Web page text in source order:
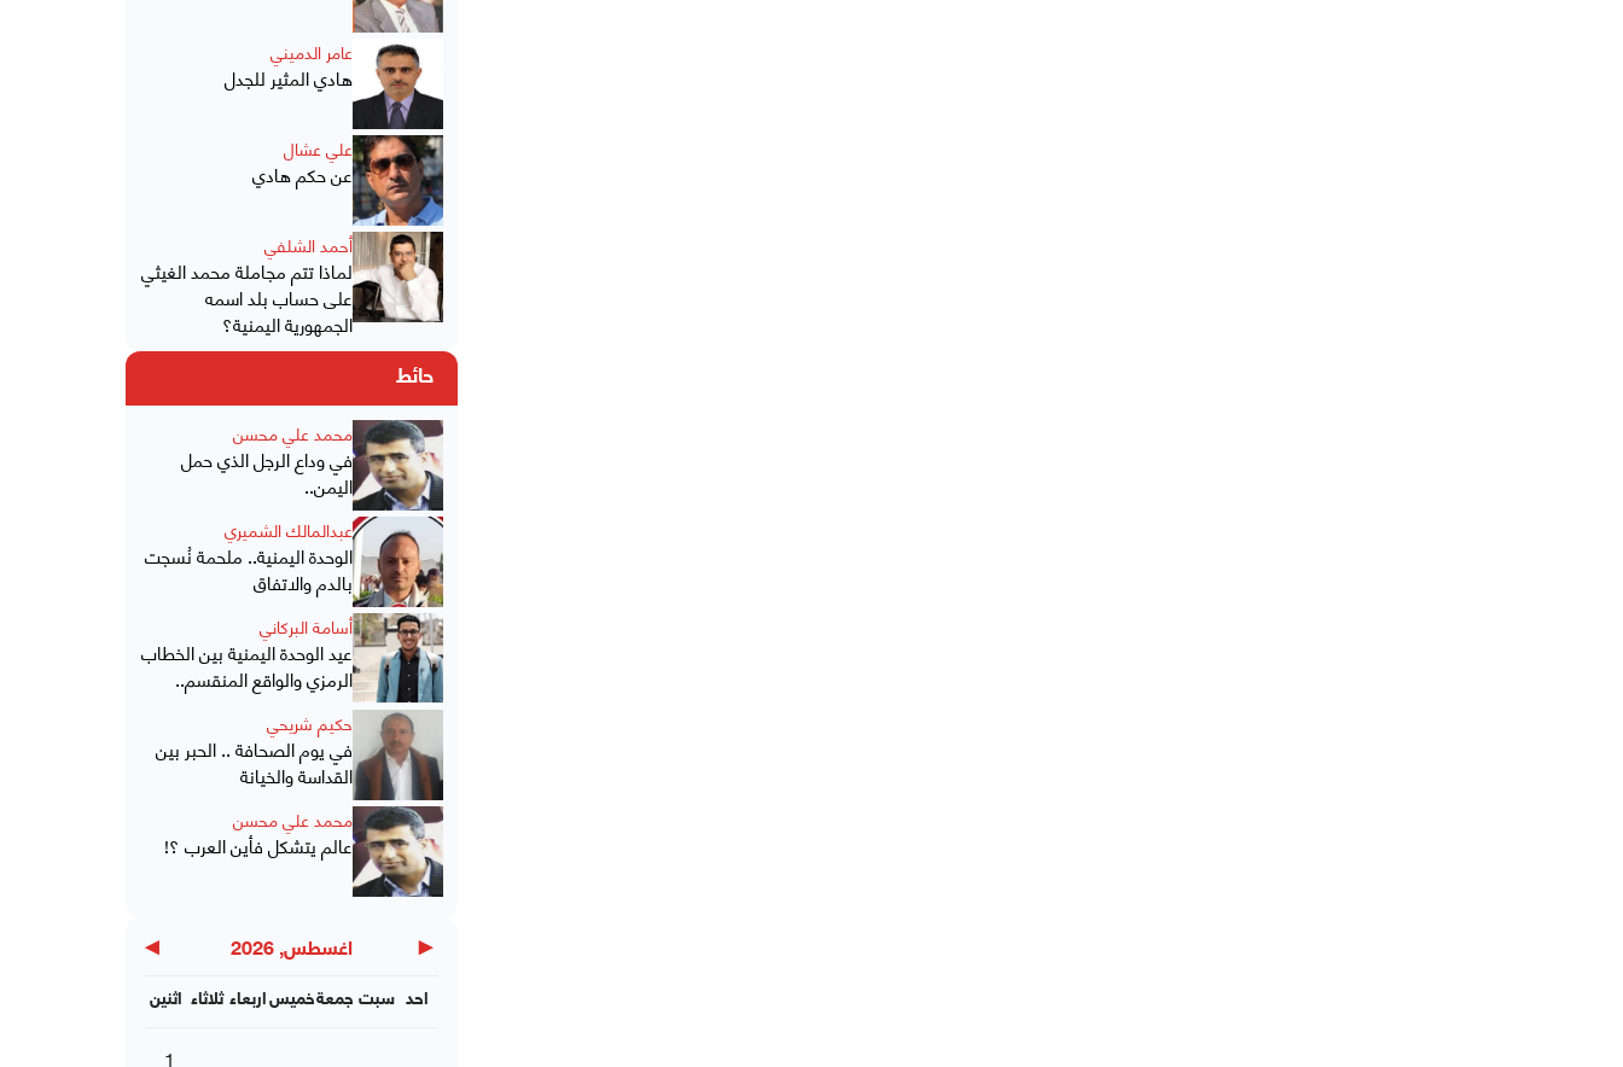
عامر الدميني
هادي المثير للجدل
علي عشال
عن حكم هادي
أحمد الشلفي
لماذا تتم مجاملة محمد الغيثي
على حساب بلد اسمه
الجمهورية اليمنية؟
حائط
محمد علي محسن
في وداع الرجل الذي حمل
اليمن..
عبدالمالك الشميري
الوحدة اليمنية.. ملحمة نُسجت
بالدم والاتفاق
أسامة البركاني
عيد الوحدة اليمنية بين الخطاب
الرمزي والواقع المنقسم..
حكيم شريحي
في يوم الصحافة .. الحبر بين
القداسة والخيانة
محمد علي محسن
عالم يتشكل فأين العرب ؟!
◀ اغسطس, 2026 ▶
اثنين ثلاثاء اربعاءخميسجمعة سبت احد
1